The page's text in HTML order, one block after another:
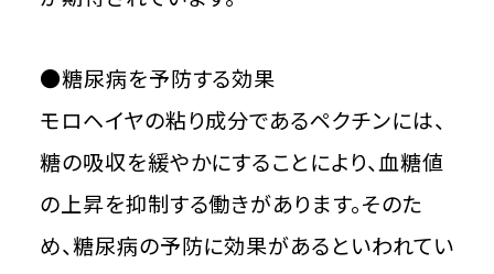
●糖尿病を予防する効果
モロヘイヤの粘り成分であるペクチンには、
糖の吸収を緩やかにすることにより、血糖値
の上昇を抑制する働きがあります。そのた
め、糖尿病の予防に効果があるといわれてい